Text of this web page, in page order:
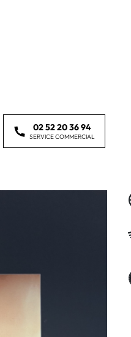
02 52 20 36 94
SERVICE COMMERCIAL